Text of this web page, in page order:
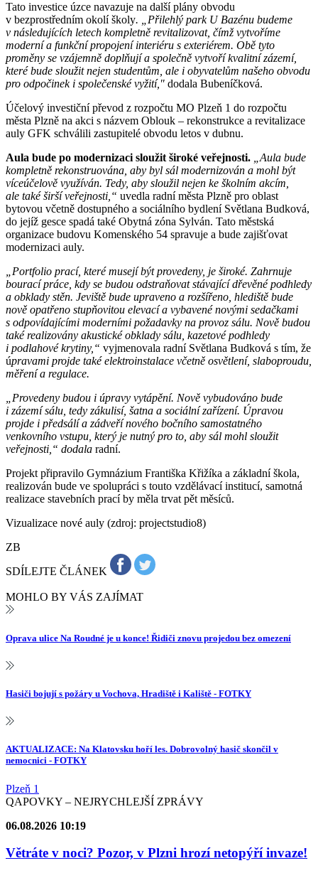
Tato investice úzce navazuje na další plány obvodu
v bezprostředním okolí školy. „Přilehlý park U Bazénu budeme
v následujících letech kompletně revitalizovat, čímž vytvoříme
moderní a funkční propojení interiéru s exteriérem. Obě tyto
proměny se vzájemně doplňují a společně vytvoří kvalitní zázemí,
které bude sloužit nejen studentům, ale i obyvatelům našeho obvodu
pro odpočinek i společenské vyžití," dodala Bubeníčková.
Účelový investiční převod z rozpočtu MO Plzeň 1 do rozpočtu
města Plzně na akci s názvem Oblouk – rekonstrukce a revitalizace
auly GFK schválili zastupitelé obvodu letos v dubnu.
Aula bude po modernizaci sloužit široké veřejnosti. „Aula bude
kompletně rekonstruována, aby byl sál modernizován a mohl být
víceúčelově využíván. Tedy, aby sloužil nejen ke školním akcím,
ale také širší veřejnosti,“ uvedla radní města Plzně pro oblast
bytovou včetně dostupného a sociálního bydlení Světlana Budková,
do jejíž gesce spadá také Obytná zóna Sylván. Tato městská
organizace budovu Komenského 54 spravuje a bude zajišťovat
modernizaci auly.
„Portfolio prací, které musejí být provedeny, je široké. Zahrnuje
bourací práce, kdy se budou odstraňovat stávající dřevěné podhledy
a obklady stěn. Jeviště bude upraveno a rozšířeno, hlediště bude
nově opatřeno stupňovitou elevací a vybavené novými sedačkami
s odpovídajícími moderními požadavky na provoz sálu. Nově budou
také realizovány akustické obklady sálu, kazetové podhledy
i podlahové krytiny,“ vyjmenovala radní Světlana Budková s tím, že
úpravami projde také elektroinstalace včetně osvětlení, slaboproudu,
měření a regulace.
„Provedeny budou i úpravy vytápění. Nově vybudováno bude
i zázemí sálu, tedy zákulisí, šatna a sociální zařízení. Úpravou
projde i předsálí a zádveří nového bočního samostatného
venkovního vstupu, který je nutný pro to, aby sál mohl sloužit
veřejnosti,“ dodala radní.
Projekt připravilo Gymnázium Františka Křižíka a základní škola,
realizován bude ve spolupráci s touto vzdělávací institucí, samotná
realizace stavebních prací by měla trvat pět měsíců.
Vizualizace nové auly (zdroj: projectstudio8)
ZB
SDÍLEJTE ČLÁNEK
MOHLO BY VÁS ZAJÍMAT
Oprava ulice Na Roudné je u konce! Řidiči znovu projedou bez omezení
Hasiči bojují s požáry u Vochova, Hradiště i Kaliště - FOTKY
AKTUALIZACE: Na Klatovsku hoří les. Dobrovolný hasič skončil v
nemocnici - FOTKY
Plzeň 1
QAPOVKY – NEJRYCHLEJŠÍ ZPRÁVY
06.08.2026 10:19
Větráte v noci? Pozor, v Plzni hrozí netopýří invaze!